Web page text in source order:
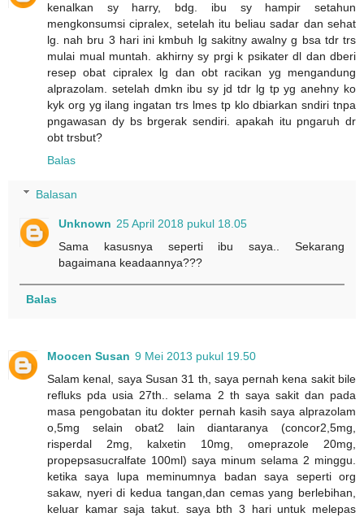
kenalkan sy harry, bdg. ibu sy hampir setahun
mengkonsumsi cipralex, setelah itu beliau sadar dan sehat
lg. nah bru 3 hari ini kmbuh lg sakitny awalny g bsa tdr trs
mulai mual muntah. akhirny sy prgi k psikater dl dan dberi
resep obat cipralex lg dan obt racikan yg mengandung
alprazolam. setelah dmkn ibu sy jd tdr lg tp yg anehny ko
kyk org yg ilang ingatan trs lmes tp klo dbiarkan sndiri tnpa
pngawasan dy bs brgerak sendiri. apakah itu pngaruh dr
obt trsbut?
Balas
Balasan
Unknown 25 April 2018 pukul 18.05
Sama kasusnya seperti ibu saya.. Sekarang
bagaimana keadaannya???
Balas
Moocen Susan 9 Mei 2013 pukul 19.50
Salam kenal, saya Susan 31 th, saya pernah kena sakit bile
refluks pda usia 27th.. selama 2 th saya sakit dan pada
masa pengobatan itu dokter pernah kasih saya alprazolam
o,5mg selain obat2 lain diantaranya (concor2,5mg,
risperdal 2mg, kalxetin 10mg, omeprazole 20mg,
propepsasucralfate 100ml) saya minum selama 2 minggu.
ketika saya lupa meminumnya badan saya seperti org
sakaw, nyeri di kedua tangan,dan cemas yang berlebihan,
keluar kamar saja takut. saya bth 3 hari untuk melepas